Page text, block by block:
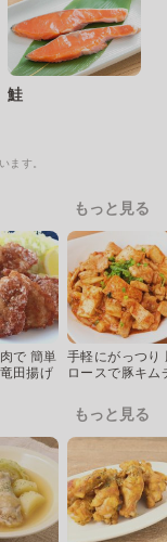
鮭
ます。
もっと見る
で 簡単
田揚げ
手軽にがっつり
ロースで豚キム
もっと見る